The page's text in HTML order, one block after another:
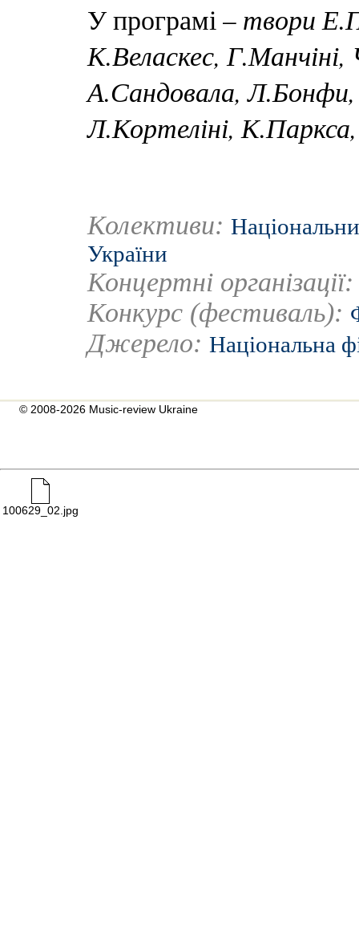
У програмі – твори
К.Веласкес,
А.Сандовала,
Л.Кортеліні,
Колективи:
України
Концертні
Конкурс (фестиваль):
Джерело: Національна
© 2008-2026 Music-review Ukraine
100629_02.jpg